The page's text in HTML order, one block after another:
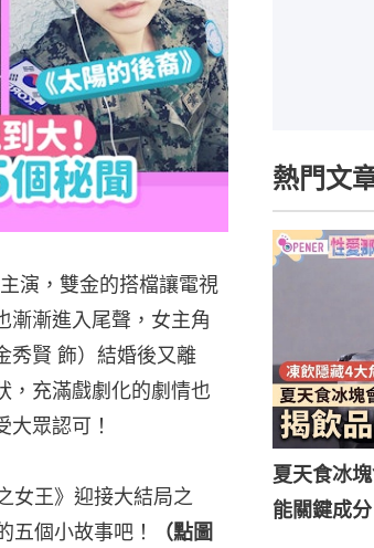
演，雙金的搭檔讓電視
漸漸進入尾聲，女主角
秀賢 飾）結婚後又離
，充滿戲劇化的劇情也
眾認可！
女王》迎接大結局之
五個小故事吧！
（點圖
熱門文
夏天食冰
能關鍵成